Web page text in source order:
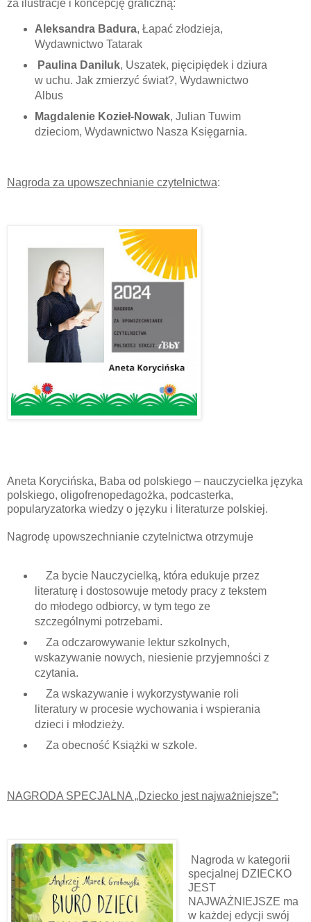
za ilustracje i koncepcję graficzną:
Aleksandra Badura, Łapać złodzieja,
Wydawnictwo Tatarak
Paulina Daniluk, Uszatek, pięcipiędek i dziura
w uchu. Jak zmierzyć świat?, Wydawnictwo
Albus
Magdalenie Kozieł-Nowak, Julian Tuwim
dzieciom, Wydawnictwo Nasza Księgarnia.
Nagroda za upowszechnianie czytelnictwa:
Aneta Korycińska, Baba od polskiego – nauczycielka języka
polskiego, oligofrenopedagożka, podcasterka,
popularyzatorka wiedzy o języku i literaturze polskiej.
Nagrodę upowszechnianie czytelnictwa otrzymuje
Za bycie Nauczycielką, która edukuje przez
literaturę i dostosowuje metody pracy z tekstem
do młodego odbiorcy, w tym tego ze
szczególnymi potrzebami.
Za odczarowywanie lektur szkolnych,
wskazywanie nowych, niesienie przyjemności z
czytania.
Za wskazywanie i wykorzystywanie roli
literatury w procesie wychowania i wspierania
dzieci i młodzieży.
Za obecność Książki w szkole.
NAGRODA SPECJALNA „Dziecko jest najważniejsze”:
Nagroda w kategorii
specjalnej DZIECKO
JEST
NAJWAŻNIEJSZE ma
w każdej edycji swój